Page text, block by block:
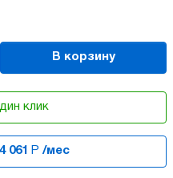
В корзину
клик
061 Р /мес